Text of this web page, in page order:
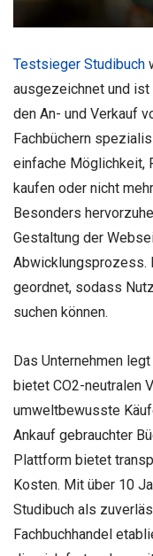
Testsieger Studibuch
ausgezeichnet und
den An- und Verkauf
Fachbüchern
einfache Möglichkeit,
kaufen oder nicht
Besonders
Gestaltung der
Abwicklungsprozess.
geordnet, sodass
suchen können.
Das Unternehmen
bietet CO2-neutralen
umweltbewusste
Ankauf gebrauchter
Plattform bietet
Kosten. Mit über 10
Studibuch als
Fachbuchhandel